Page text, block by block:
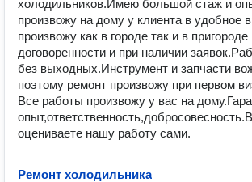
холодильников.Имею большой стаж и
произвожу на дому у клиента в удобное
произвожу как в городе так и в
договоренности и при наличии
без выходных.Инструмент и запчасти
поэтому ремонт произвожу при первом
Все работы произвожу у вас на
оцениваете нашу работу сами.
Ремонт холодильника